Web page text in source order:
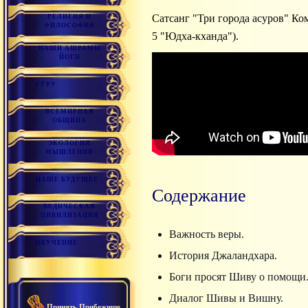
РЕЛИГИЯ И
ФИЛОСОФИЯ
НАШИ АШРАМЫ
ЙОГИ
ГУРУ
ВСЕМИРНАЯ
ОБЩИНА
ЭКОЛОГИЯ
МЫШЛЕНИЯ
НАШЕ БУДУЩЕЕ
ВЕДИЧЕСКАЯ
ЦИВИЛИЗАЦИЯ
ОБУЧЕНИЕ
Сатсанг "Три города асуров" Комментарий Шри Гуру Свами Вишнудевананда Гири к тексту "Шива-пурана" (Рудра-самхита, часть
5 "Юдха-кханда").
Содержание
Важность веры.
История Джаландхара.
Боги просят Шиву о помощи.
Диалог Шивы и Вишну.